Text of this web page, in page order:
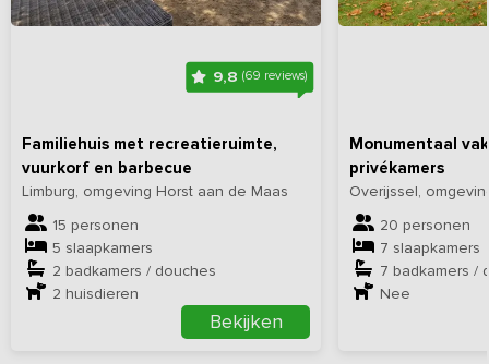
9,8 (69 reviews)
Familiehuis met recreatieruimte,
vuurkorf en barbecue
Limburg, omgeving Horst aan de Maas
15 personen
5 slaapkamers
2 badkamers / douches
2 huisdieren
Bekijken
Monumentaal
privékamers
Overijssel,
20 personen
7 slaapkamers
7 badkamers /
Nee